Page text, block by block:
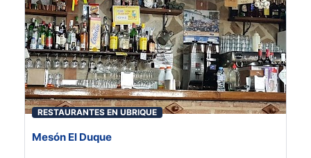
RESTAURANTES EN UBRIQUE
Mesón El Duque